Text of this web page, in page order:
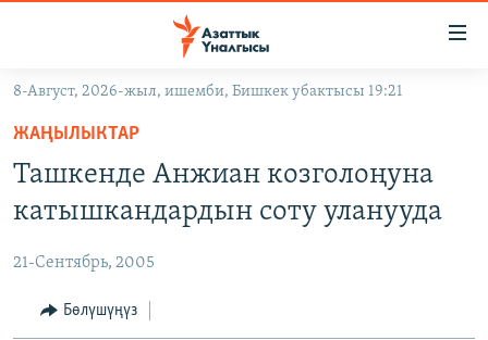
Навигацияга
өтүңүз
Издөөгө
салыңыз
ЭКОНОМИКА
МАДАНИЯТ
БОРБОР АЗИЯ
АТАЙЫН ИЛИКТӨӨ
ТВ ПРОГРАММАЛАР
8-Август, 2026-жыл, ишемби, Бишкек убактысы 19:21
ЖАҢЫЛЫКТАР
Ташкенде Анжиан козголоңуна
катышкандардын соту уланууда
21-Сентябрь, 2005
Бөлүшүңүз